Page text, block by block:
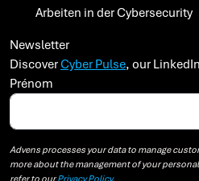
Arbeiten in der Cybersecurity
Newsletter
DiscoverCyber Pulse, our
Prénom
Advens processes your data to manage
more about the management of your
refer to ourPrivacy Policy.